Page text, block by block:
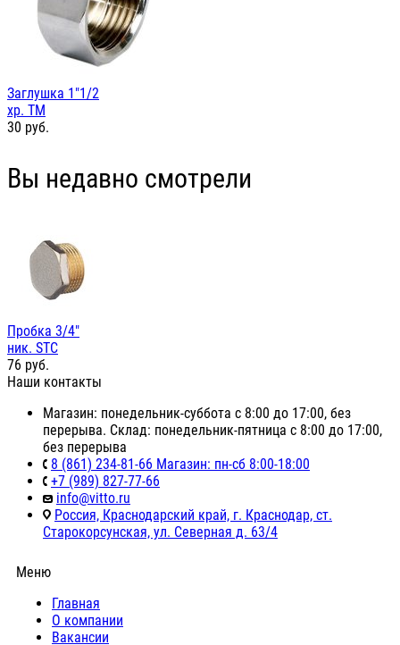
Заглушка 1"1/2
хр. TM
30 руб.
Вы недавно смотрели
Пробка 3/4"
ник. STC
76 руб.
Наши контакты
Магазин: понедельник-суббота с 8:00 до 17:00, без
перерыва. Склад: понедельник-пятница с 8:00 до 17:00,
без перерыва
8 (861) 234-81-66 Магазин: пн-сб 8:00-18:00
+7 (989) 827-77-66
info@vitto.ru
Россия, Краснодарский край, г. Краснодар, ст.
Старокорсунская, ул. Северная д. 63/4
Меню
Главная
О компании
Вакансии